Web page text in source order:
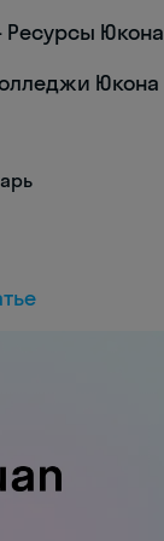
Ресурсы Юкона
Юкона